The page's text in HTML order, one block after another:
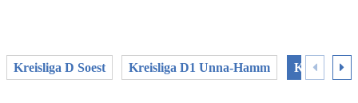
Kreisliga D Soest Kreisliga D1 Unna-Hamm Kreisliga